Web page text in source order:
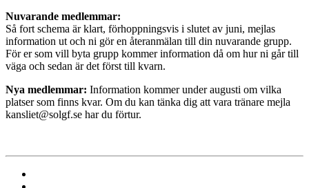
Nuvarande medlemmar:
Så fort schema är klart, förhoppningsvis i slutet av juni, mejlas
information ut och ni gör en återanmälan till din nuvarande grupp.
För er som vill byta grupp kommer information då om hur ni går till
väga och sedan är det först till kvarn.
Nya medlemmar: Information kommer under augusti om vilka
platser som finns kvar. Om du kan tänka dig att vara tränare mejla
kansliet@solgf.se har du förtur.